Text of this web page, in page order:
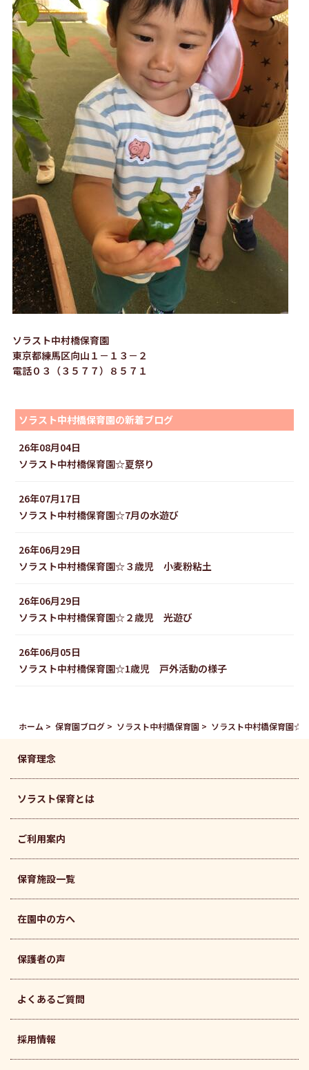
ソラスト中村橋保育園
東京都練馬区向山１－１３－２
電話０３（３５７７）８５７１
ソラスト中村橋保育園の新着ブログ
26年08月04日
ソラスト中村橋保育園☆夏祭り
26年07月17日
ソラスト中村橋保育園☆7月の水遊び
26年06月29日
ソラスト中村橋保育園☆３歳児 小麦粉粘土
26年06月29日
ソラスト中村橋保育園☆２歳児 光遊び
26年06月05日
ソラスト中村橋保育園☆1歳児 戸外活動の様子
ホーム 保育園ブログ ソラスト中村橋保育園 ソラスト中村橋保育園☆
保育理念
ソラスト保育とは
ご利用案内
保育施設一覧
在園中の方へ
保護者の声
よくあるご質問
採用情報